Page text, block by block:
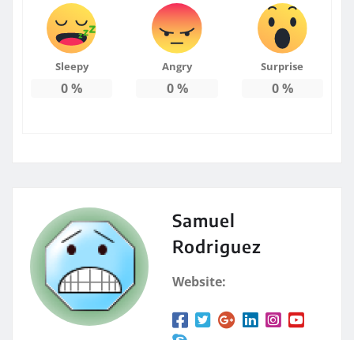
Sleepy
0%
Angry
0%
Surprise
0%
Samuel
Rodriguez
Website: